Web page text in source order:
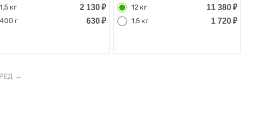
1,5 кг 2 130 ₽
400 г
630 ₽
12 кг 11 380₽
1,5 кг
1 720₽